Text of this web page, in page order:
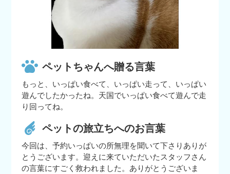
ペットちゃんへ贈る言葉
もっと、いっぱい食べて、いっぱい走って、いっぱい
遊んでしたかったね。天国でいっぱい食べて遊んで走
り回ってね。
ペットの旅立ちへのお言葉
今回は、予約いっぱいの所無理を聞いて下さりありが
とうございます。迎えに来ていただいたスタッフさん
の言葉にすごく救われました。ありがとうございま